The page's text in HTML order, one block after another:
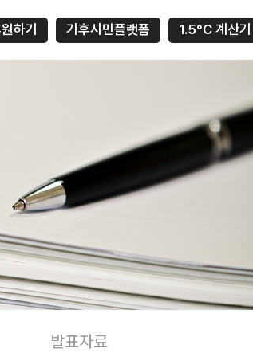
하기 기후시민플랫폼 1.5°C 계산기
발표자료